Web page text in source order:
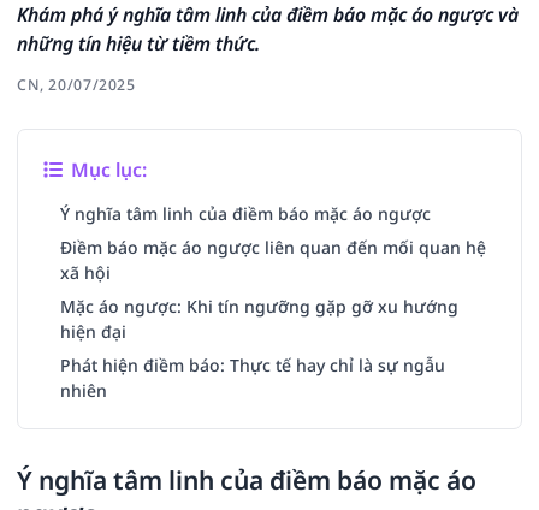
Khám phá ý nghĩa tâm linh của điềm báo mặc áo ngược và
những tín hiệu từ tiềm thức.
CN, 20/07/2025
Mục lục:
Ý nghĩa tâm linh của điềm báo mặc áo ngược
Điềm báo mặc áo ngược liên quan đến mối quan hệ
xã hội
Mặc áo ngược: Khi tín ngưỡng gặp gỡ xu hướng
hiện đại
Phát hiện điềm báo: Thực tế hay chỉ là sự ngẫu
nhiên
Ý nghĩa tâm linh của điềm báo mặc áo